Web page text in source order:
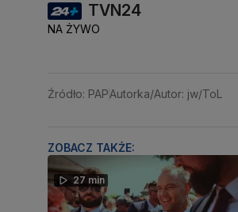
TVN24
NA ŻYWO
Źródło: PAPAutorka/Autor: jw/ToL
ZOBACZ TAKŻE:
27 min